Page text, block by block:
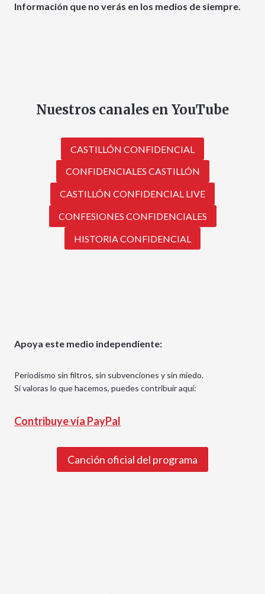
Información que no verás en los medios de siempre.
Nuestros canales en YouTube
CASTILLÓN CONFIDENCIAL
CONFIDENCIALES CASTILLÓN
CASTILLÓN CONFIDENCIAL LIVE
CONFESIONES CONFIDENCIALES
HISTORIA CONFIDENCIAL
Apoya este medio independiente:
Periodismo sin filtros, sin subvenciones y sin miedo.
Si valoras lo que hacemos, puedes contribuir aquí:
Contribuye vía PayPal
Canción oficial del programa